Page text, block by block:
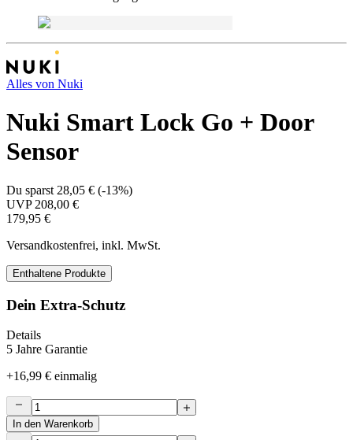
Alles von Nuki
Nuki Smart Lock Go + Door
Sensor
Du sparst 28,05 € (-13%)
UVP 208,00 €
179,95 €
Versandkostenfrei, inkl. MwSt.
Enthaltene Produkte
Dein Extra-Schutz
Details
5 Jahre Garantie
+16,99 € einmalig
In den Warenkorb